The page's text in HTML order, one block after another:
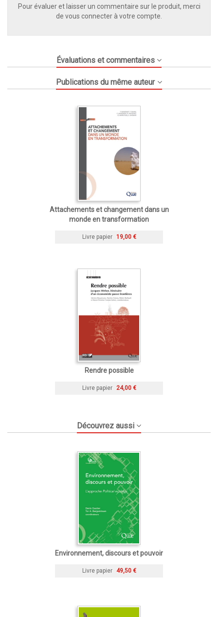
Pour évaluer et laisser un commentaire sur le produit, merci
de vous connecter à votre compte.
Évaluations et commentaires
Publications du même auteur
Attachements et changement dans un
monde en transformation
Livre papier 19,00 €
Rendre possible
Livre papier 24,00 €
Découvrez aussi
Environnement, discours et pouvoir
Livre papier 49,50 €